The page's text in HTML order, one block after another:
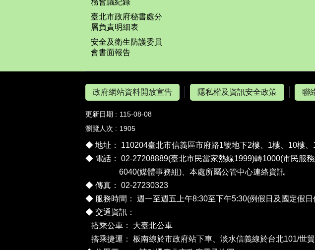
臺北市政府秘書處分
層負責明細表
安全及衛生防護委員
會書面報告
政府網站資料開放宣告 隱私權及資訊安全政策 聯
更新日期
115-08-08
瀏覽人次
1905
◆ 地址： 110204臺北市信義區市府路1號地下2樓、1樓、10樓、
◆ 電話： 02-27208889(臺北市民當家熱線1999)轉1000(市民服
6040(媒體事務組)、 本處所屬公管中心連絡資訊
◆ 傳真： 02-27230323
◆ 服務時間： 週一至週五上午8:30至下午5:30(例假日及國定假日
◆ 交通資訊：
搭乘公車： 大臺北公車
搭乘捷運： 板南線於市政府站下車、淡水信義線於台北101/世